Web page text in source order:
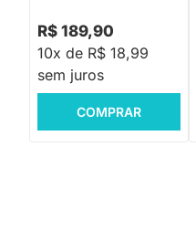
R$ 189,90
10x de R$ 18,99
sem juros
COMPRAR